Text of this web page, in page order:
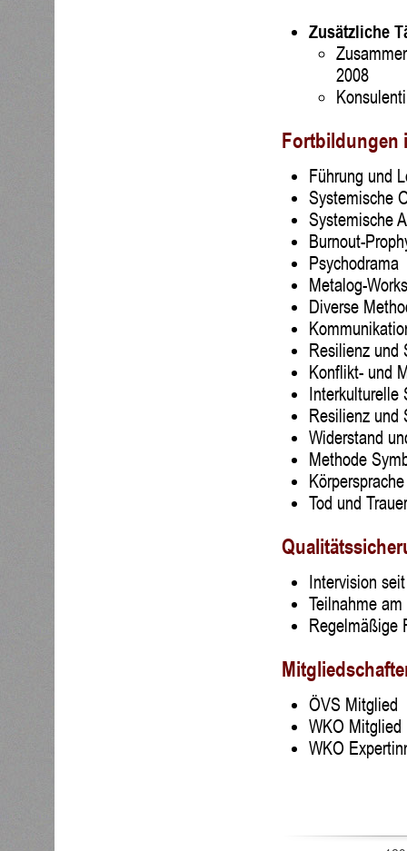
Zusätzliche
2008
Fortbildungen
Führung und
Systemische
Systemische
Burnout-
Psychodrama
Metalog-
Diverse
Resilienz und
Konflikt- und
Interkulturelle
Resilienz
Widerstand
Methode
Tod und
Intervision
Teilnahme
Regelmäßige
ÖVS Mitglied
WKO Mitglied
WKO